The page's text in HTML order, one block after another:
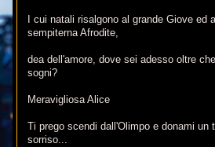
I cui natali risalgono al grande Giove ed
sempiterna Afrodite,
dea dell'amore, dove sei adesso oltre
sogni?
Meravigliosa Alice
Ti prego scendi dall'Olimpo e donami un
sorriso...